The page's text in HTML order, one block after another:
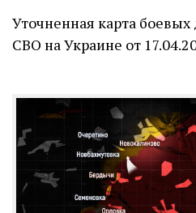
Уточненная карта
СВО на Украине от